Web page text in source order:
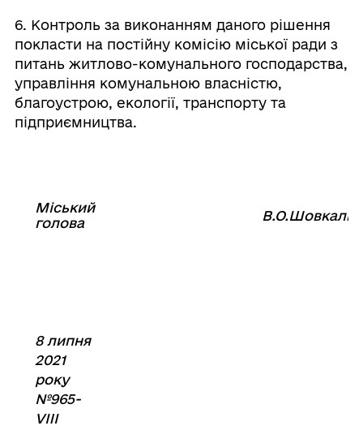
6. Контроль за виконанням даного рішення
покласти на постійну комісію міської ради з
питань житлово-комунального господарства,
управління комунальною власністю,
благоустрою, екології, транспорту та
підприємництва.
Міський
голова⠀
8 липня
2021
року
№965-
VIII